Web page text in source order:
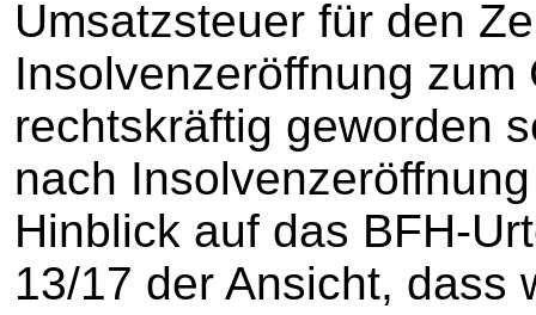
Umsatzsteuer für den
Insolvenzeröffnung
rechtskräftig geworden
nach
Hinblick auf das BFH-
13/17 der Ansicht, dass